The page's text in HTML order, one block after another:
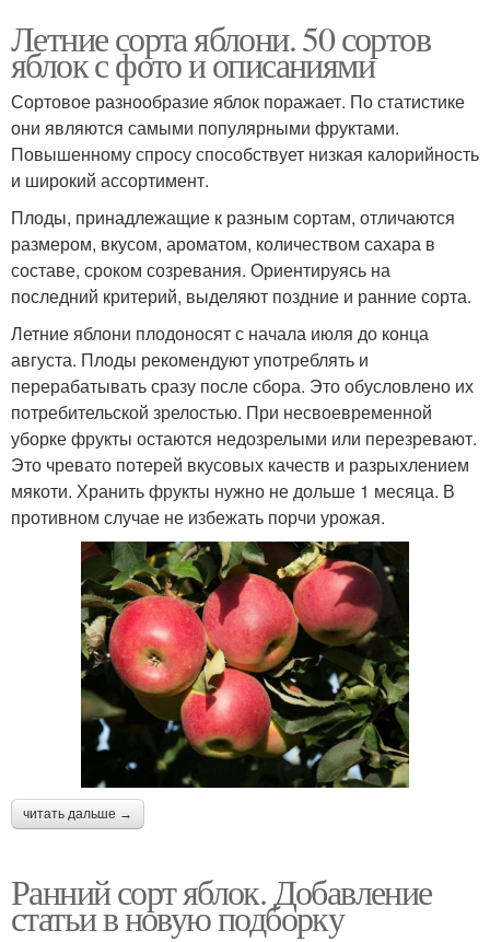
Летние сорта яблони. 50 сортов
яблок с фото и описаниями
Сортовое разнообразие яблок поражает. По статистике
они являются самыми популярными фруктами.
Повышенному спросу способствует низкая калорийность
и широкий ассортимент.
Плоды, принадлежащие к разным сортам, отличаются
размером, вкусом, ароматом, количеством сахара в
составе, сроком созревания. Ориентируясь на
последний критерий, выделяют поздние и ранние сорта.
Летние яблони плодоносят с начала июля до конца
августа. Плоды рекомендуют употреблять и
перерабатывать сразу после сбора. Это обусловлено их
потребительской зрелостью. При несвоевременной
уборке фрукты остаются недозрелыми или перезревают.
Это чревато потерей вкусовых качеств и разрыхлением
мякоти. Хранить фрукты нужно не дольше 1 месяца. В
противном случае не избежать порчи урожая.
читать дальше →
Ранний сорт яблок. Добавление
статьи в новую подборку